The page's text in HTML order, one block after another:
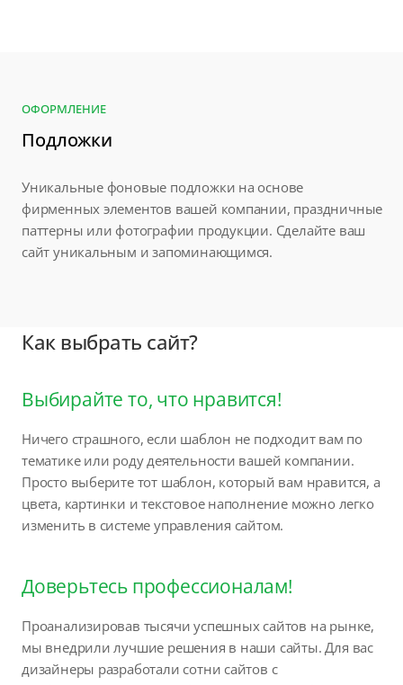
ОФОРМЛЕНИЕ
Подложки
Уникальные фоновые подложки на основе
фирменных элементов вашей компании, праздничные
паттерны или фотографии продукции. Сделайте ваш
сайт уникальным и запоминающимся.
Как выбрать сайт?
Выбирайте то, что нравится!
Ничего страшного, если шаблон не подходит вам по
тематике или роду деятельности вашей компании.
Просто выберите тот шаблон, который вам нравится, а
цвета, картинки и текстовое наполнение можно легко
изменить в системе управления сайтом.
Доверьтесь профессионалам!
Проанализировав тысячи успешных сайтов на рынке,
мы внедрили лучшие решения в наши сайты. Для вас
дизайнеры разработали сотни сайтов с